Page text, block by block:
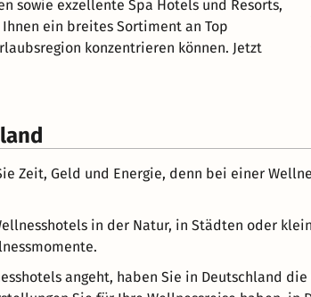
sowie exzellente Spa Hotels und Resorts,
ein breites Sortiment an Top
konzentrieren können. Jetzt
Zeit, Geld und Energie, denn bei einer
in der Natur, in Städten oder
angeht, haben Sie in Deutschland